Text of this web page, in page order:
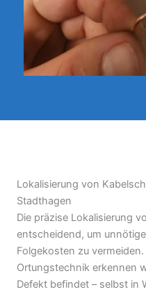
Lokalisierung von
Stadthagen
Die präzise Lokalisierung
entscheidend, um
Folgekosten zu
Ortungstechnik erkennen
Defekt befindet – selbst in